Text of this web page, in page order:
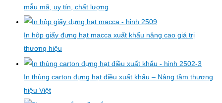
mẫu mã, uy tín, chất lượng
In hộp giấy đựng hạt macca xuất khẩu nâng cao giá trị
thương hiệu
In thùng carton đựng hạt điều xuất khẩu – Nâng tầm thương
hiệu Việt